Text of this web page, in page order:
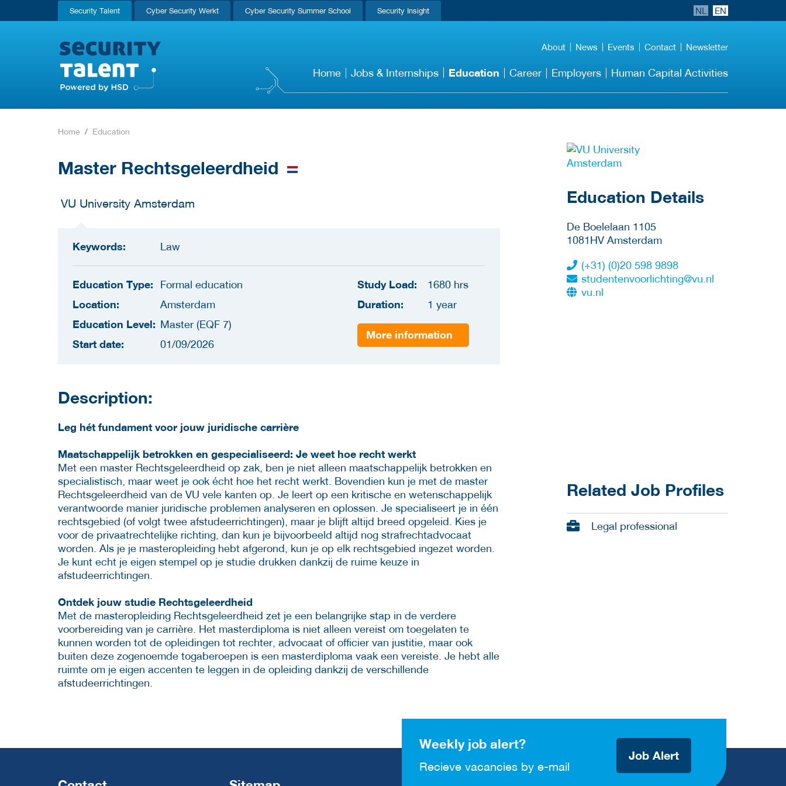
Security Talent Cyber Security Werkt Cyber Security Summer School Security Insight NL EN
About News Events Contact Newsletter
Home Jobs & Internships Education Career Employers Human Capital Activities
Home Education
Master Rechtsgeleerdheid
VU University Amsterdam
Keywords: Law
Education Type: Formal education
Location: Amsterdam
Education Level: Master (EQF 7)
Start date: 01/09/2026
Study Load: 1680 hrs
Duration: 1 year
More information
Description:
Leg hét fundament voor jouw juridische carrière
Maatschappelijk betrokken en gespecialiseerd: Je weet hoe recht werkt
Met een master Rechtsgeleerdheid op zak, ben je niet alleen maatschappelijk betrokken en
specialistisch, maar weet je ook écht hoe het recht werkt. Bovendien kun je met de master
Rechtsgeleerdheid van de VU vele kanten op. Je leert op een kritische en wetenschappelijk
verantwoorde manier juridische problemen analyseren en oplossen. Je specialiseert je in één
rechtsgebied (of volgt twee afstudeerrichtingen), maar je blijft altijd breed opgeleid. Kies je
voor de privaatrechtelijke richting, dan kun je bijvoorbeeld altijd nog strafrechtadvocaat
worden. Als je je masteropleiding hebt afgerond, kun je op elk rechtsgebied ingezet worden.
Je kunt echt je eigen stempel op je studie drukken dankzij de ruime keuze in
afstudeerrichtingen.
Ontdek jouw studie Rechtsgeleerdheid
Met de masteropleiding Rechtsgeleerdheid zet je een belangrijke stap in de verdere
voorbereiding van je carrière. Het masterdiploma is niet alleen vereist om toegelaten te
kunnen worden tot de opleidingen tot rechter, advocaat of officier van justitie, maar ook
buiten deze zogenoemde togaberoepen is een masterdiploma vaak een vereiste. Je hebt alle
ruimte om je eigen accenten te leggen in de opleiding dankzij de verschillende
afstudeerrichtingen.
about this provider
Education Details
De Boelelaan 1105
1081HV Amsterdam
(+31) (0)20 598 9898
studentenvoorlichting@vu.nl
vu.nl
Related Job Profiles
Legal professional
Weekly job alert?
Recieve vacancies by e-mail
Job Alert